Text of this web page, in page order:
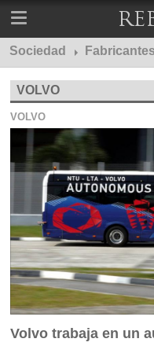
Sociedad
VOLVO
VOLVO
Volvo trabaja en un